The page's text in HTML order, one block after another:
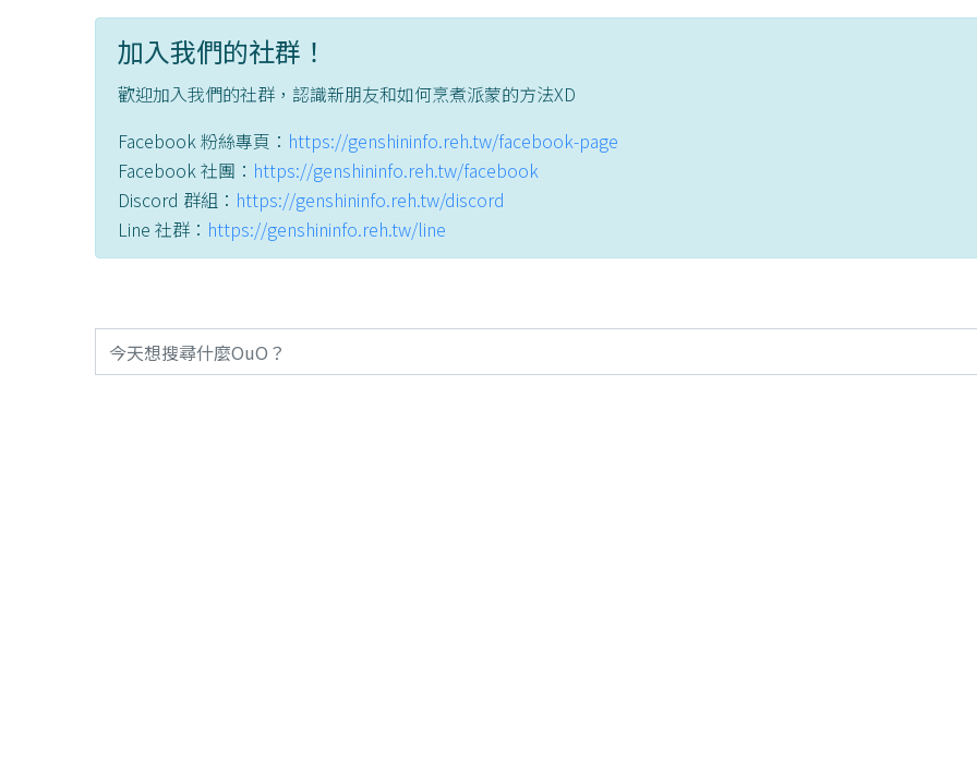
加入我們的社群！
歡迎加入我們的社群，認識新朋友和如何烹煮派蒙的方法XD
Facebook 粉絲專頁： https://genshininfo.reh.tw/facebook-page
Facebook 社團： https://genshininfo.reh.tw/facebook
Discord 群組： https://genshininfo.reh.tw/discord
Line 社群： https://genshininfo.reh.tw/line